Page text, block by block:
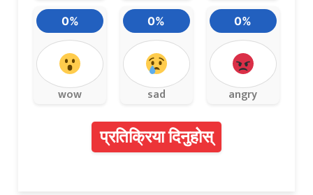
0%
wow
0%
sad
0%
angry
प्रतिक्रिया दिनुहोस्